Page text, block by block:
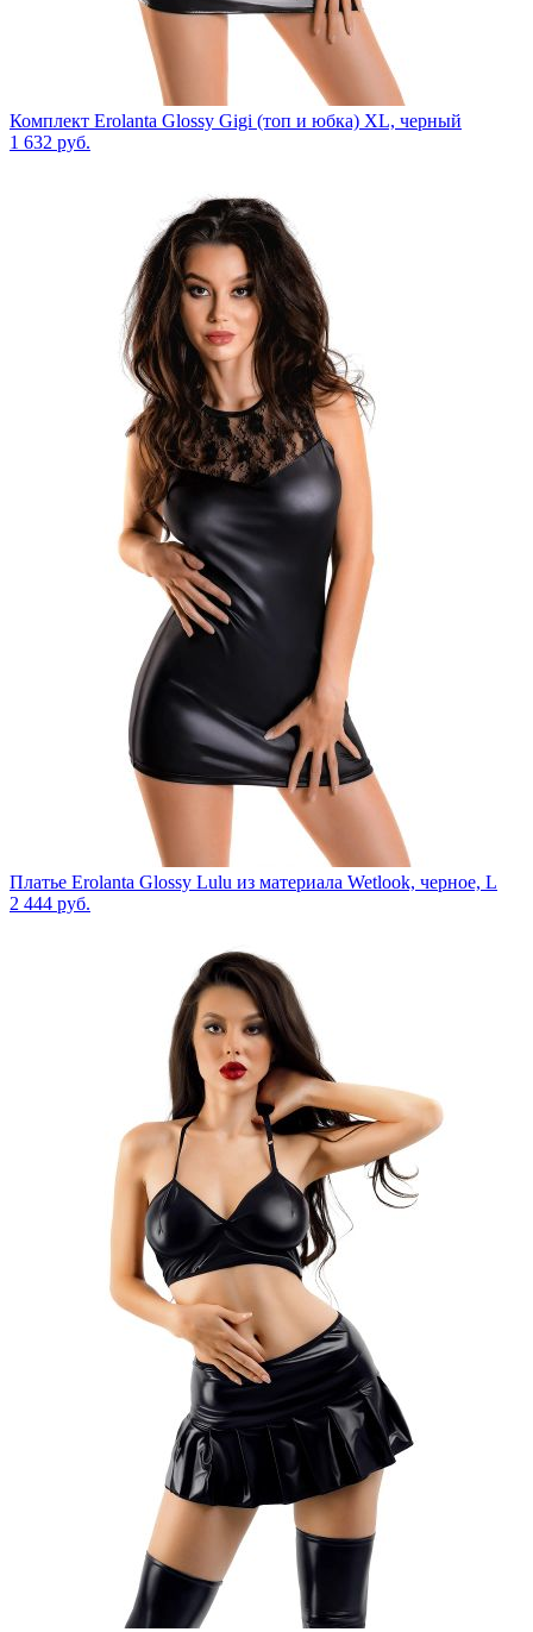
Комплект Erolanta Glossy Gigi (топ и юбка) XL, черный
1 632 руб.
Платье Erolanta Glossy Lulu из материала Wetlook, черное, L
2 444 руб.